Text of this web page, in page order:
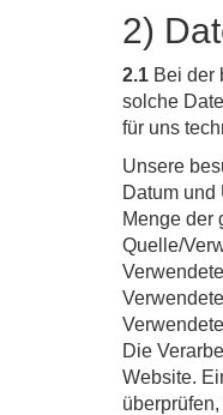
2)
2.1 Bei der
solche
für uns
Unsere
Datum und
Menge der
Quelle/
Die
Website.